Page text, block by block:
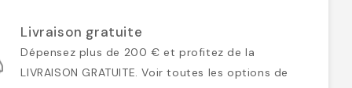
Livraison gratuite
Dépensez plus de 200 € et profitez de la
LIVRAISON GRATUITE. Voir toutes les options de